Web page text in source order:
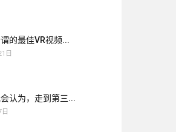
的最佳VR视频...
日
认为，走到第三...